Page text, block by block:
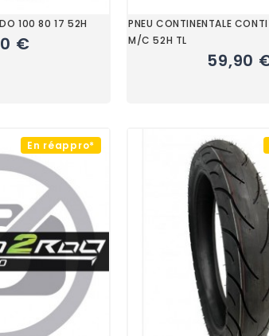
100 80 17 52H
€
PNEU CONTINENTALE
M/C 52H TL
59,90
En réappro*